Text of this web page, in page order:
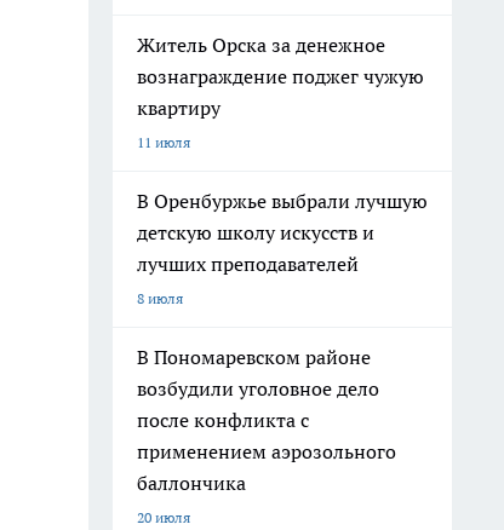
Житель Орска за денежное
вознаграждение поджег чужую
квартиру
11 июля
В Оренбуржье выбрали лучшую
детскую школу искусств и
лучших преподавателей
8 июля
В Пономаревском районе
возбудили уголовное дело
после конфликта с
применением аэрозольного
баллончика
20 июля